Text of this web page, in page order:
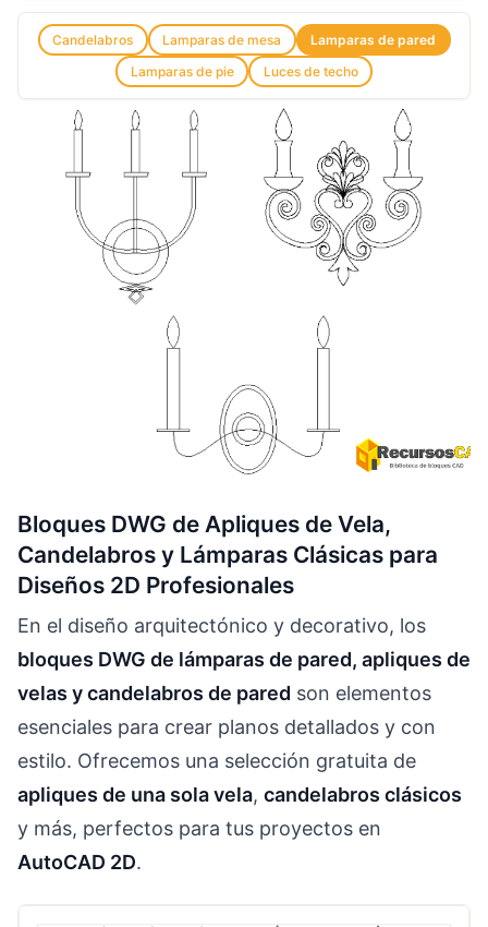
Candelabros Lamparas de mesa
Lamparas de pared
Lamparas de pie
Luces de techo
Bloques DWG de Apliques de Vela,
Candelabros y Lámparas Clásicas para
Diseños 2D Profesionales
En el diseño arquitectónico y decorativo, los
bloques DWG de lámparas de pared, apliques de
velas y candelabros de pared son elementos
esenciales para crear planos detallados y con
estilo. Ofrecemos una selección gratuita de
apliques de una sola vela, candelabros clásicos
y más, perfectos para tus proyectos en
AutoCAD 2D.